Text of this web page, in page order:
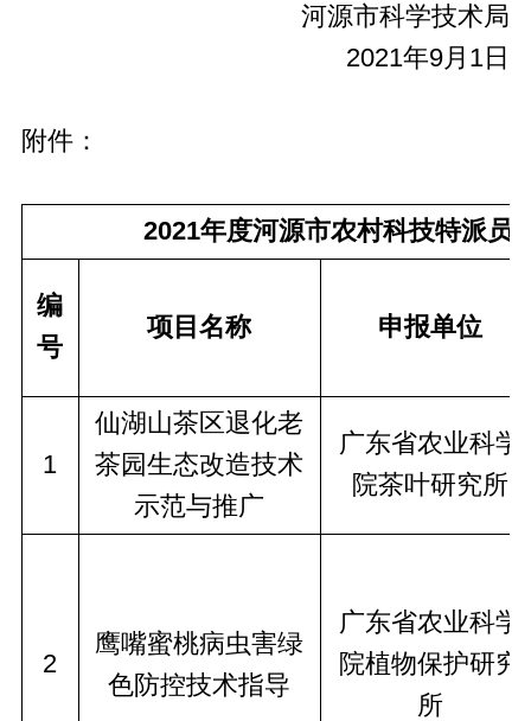
河源市科学技术局
2021年9月1日
附件：
2021年度河源市农村科技特派员
编
号
项目名称 申报单位
1
仙湖山茶区退化老
茶园生态改造技术
示范与推广
广东省农业科学
院茶叶研究所
2
鹰嘴蜜桃病虫害绿
色防控技术指导
广东省农业科学
院植物保护研究
所